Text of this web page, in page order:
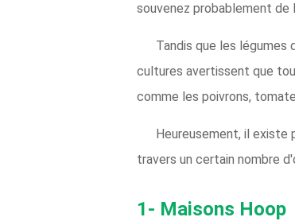
souvenez probablement de
Tandis que les légumes
cultures avertissent que
comme les poivrons,
Heureusement, il existe
travers un certain nombre
1- Maisons Hoop